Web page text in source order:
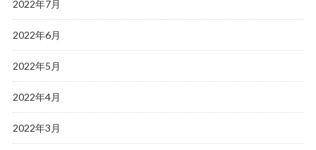
2022年7月
2022年6月
2022年5月
2022年4月
2022年3月